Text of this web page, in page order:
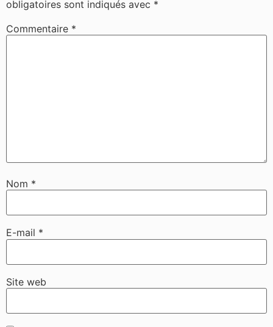
obligatoires sont indiqués avec *
Commentaire *
Nom *
E-mail *
Site web